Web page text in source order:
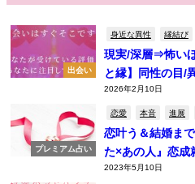
出会い
身近な異性 縁結び
現実/深層⇒怖い
と縁】同性の目/
2026年2月10日
プレミアム占い
恋愛 本音 進展
恋叶う＆結婚ま
た×あの人』恋成
2023年5月10日